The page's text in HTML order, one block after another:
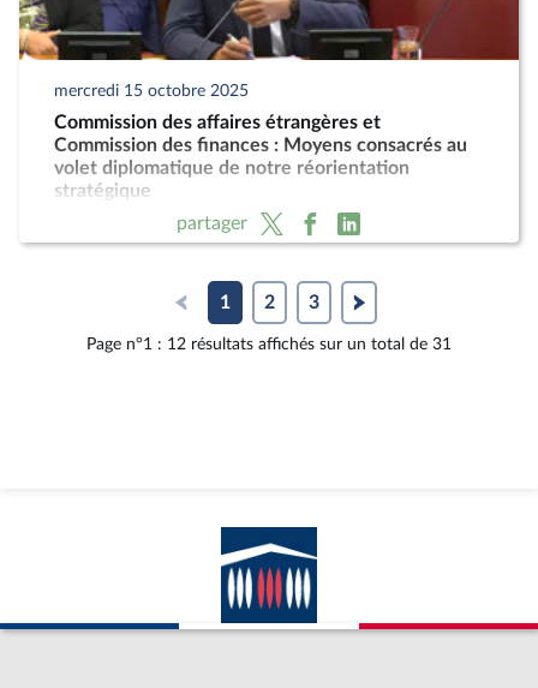
mercredi 15 octobre 2025
Commission des affaires étrangères et
Commission des finances : Moyens consacrés au
volet diplomatique de notre réorientation
stratégique
partager
1 2 3
Page n°1 : 12 résultats affichés sur un total de 31